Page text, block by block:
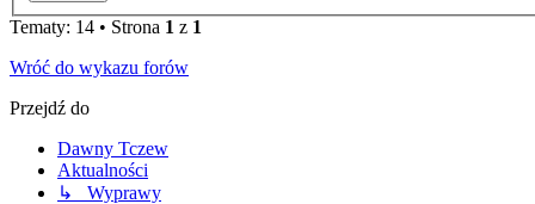
Tematy: 14 • Strona 1 z 1
Wróć do wykazu forów
Przejdź do
Dawny Tczew
Aktualności
↳ Wyprawy